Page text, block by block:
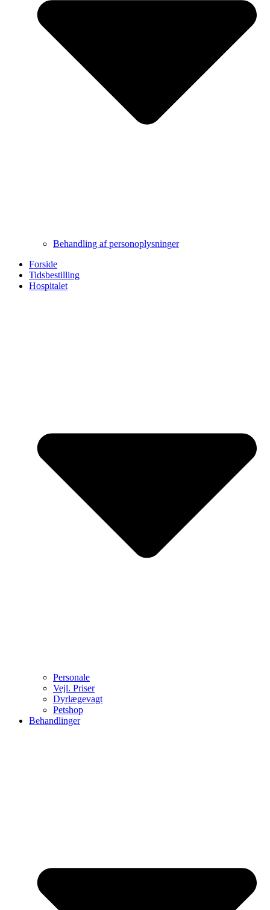
Behandling af personoplysninger
Forside
Tidsbestilling
Hospitalet
Personale
Vejl. Priser
Dyrlægevagt
Petshop
Behandlinger